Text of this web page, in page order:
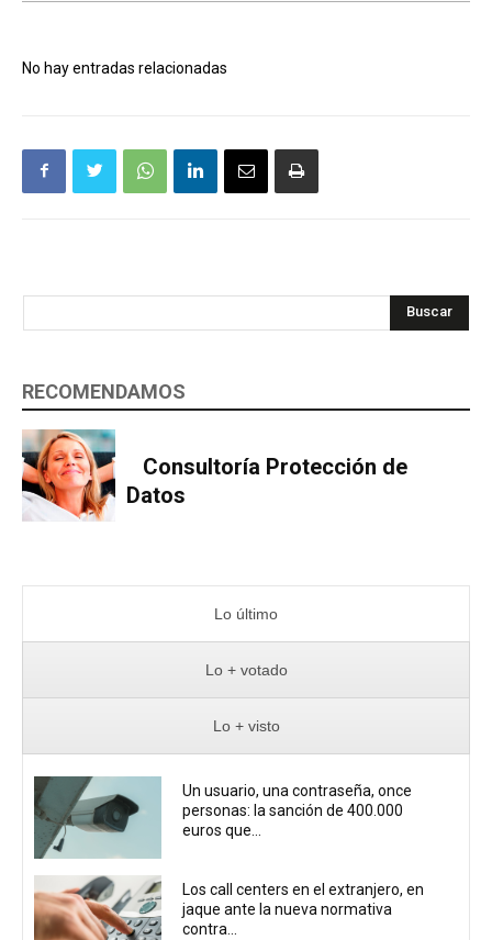
No hay entradas relacionadas
Buscar
RECOMENDAMOS
Consultoría Protección de
Datos
Lo último
Lo + votado
Lo + visto
Un usuario, una contraseña, once
personas: la sanción de 400.000
euros que...
Los call centers en el extranjero, en
jaque ante la nueva normativa
contra...